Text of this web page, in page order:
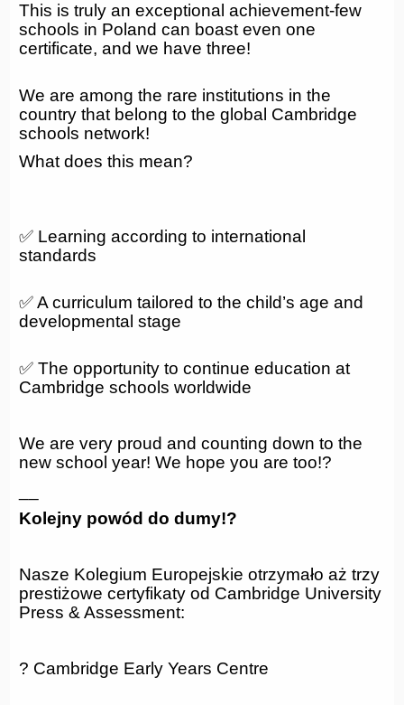
This is truly an exceptional achievement-few
schools in Poland can boast even one
certificate, and we have three!
We are among the rare institutions in the
country that belong to the global Cambridge
schools network!
What does this mean?
✅ Learning according to international
standards
✅ A curriculum tailored to the child’s age and
developmental stage
✅ The opportunity to continue education at
Cambridge schools worldwide
We are very proud and counting down to the
new school year! We hope you are too!?
Kolejny powód do dumy!?
Nasze Kolegium Europejskie otrzymało aż trzy
prestiżowe certyfikaty od Cambridge University
Press & Assessment:
? Cambridge Early Years Centre